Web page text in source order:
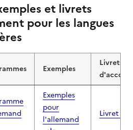
et livrets
pour les langues
Exemples
Livrets
Exemples
pour
l'allemand
Livret